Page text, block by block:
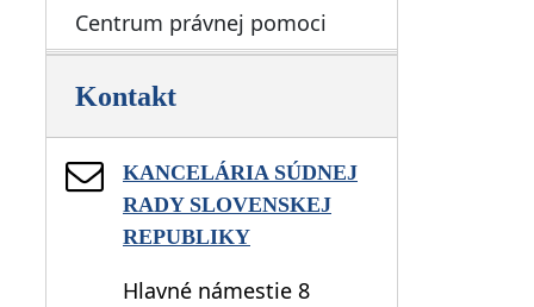
Centrum právnej pomoci
Kontakt
KANCELÁRIA SÚDNEJ
RADY SLOVENSKEJ
REPUBLIKY
Hlavné námestie 8